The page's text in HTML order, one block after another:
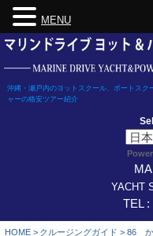
Skip
content
沖縄・瀬戸内のヨットスクール、ボートス
ャーの格安ツアー紹介
YACHT
TEL :
HOME > クルージングガイド > 86 か
MENU